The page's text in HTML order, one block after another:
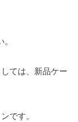
ては、新品ケー
です。